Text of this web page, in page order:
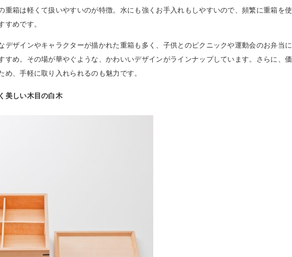
重箱は軽くて扱いやすいのが特徴。水にも強くお手入れもしやすいので、頻繁に重箱を使
すめです。
デザインやキャラクターが描かれた重箱も多く、子供とのピクニックや運動会のお弁当に
すめ。その場が華やぐような、かわいいデザインがラインナップしています。さらに、価
め、手軽に取り入れられるのも魅力です。
美しい木目の白木